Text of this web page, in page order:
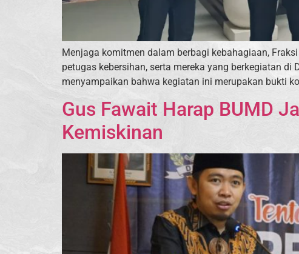
Menjaga komitmen dalam berbagi kebahagiaan,
petugas kebersihan, serta mereka yang berkegiatan di
menyampaikan bahwa kegiatan ini merupakan bukti
Gus Fawait Harap BUMD
Kemiskinan